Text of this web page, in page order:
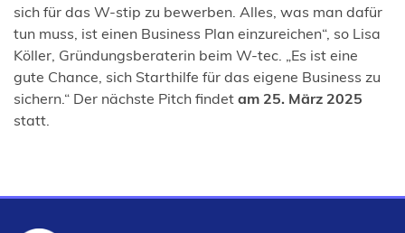
sich für das W-stip zu bewerben. Alles, was man dafür
tun muss, ist einen Business Plan einzureichen“, so Lisa
Köller, Gründungsberaterin beim W-tec. „Es ist eine
gute Chance, sich Starthilfe für das eigene Business zu
sichern.“ Der nächste Pitch findet am 25. März 2025
statt.